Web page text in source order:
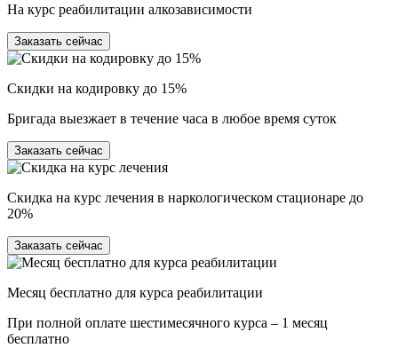
На курс реабилитации алкозависимости
Заказать сейчас
Скидки на кодировку до 15%
Бригада выезжает в течение часа в любое время суток
Заказать сейчас
Скидка на курс лечения в наркологическом стационаре до
20%
Заказать сейчас
Месяц бесплатно для курса реабилитации
При полной оплате шестимесячного курса – 1 месяц
бесплатно